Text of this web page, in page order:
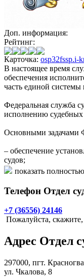
Доп. информация:
Рейтинг:
Карточка: osp32fssp.i-
В настоящее время
обеспечения
часть единой системы
Федеральная служба
исполнению судебных
Основными задачами
– обеспечение
судов;
Федерации об
– исполнение
службы судебных
Российской
показать полностью
Телефон Отдел
+7 (36556) 24146
Пожалуйста,
Адрес Отдел
297000, пгт.
ул. Чкалова, 8